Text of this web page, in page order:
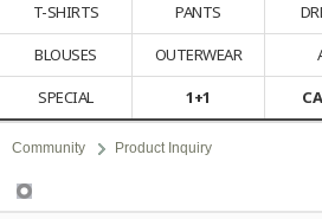
T-SHIRTS
PANTS
BLOUSES
OUTERWEAR
SPECIAL
1+1
Community Product Inquiry